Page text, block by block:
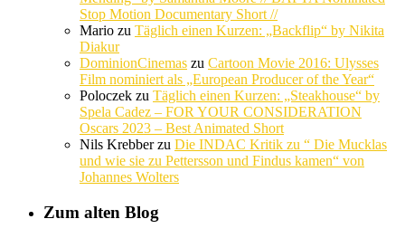
Stop Motion Documentary Short //
Mario zu Täglich einen Kurzen: „Backflip“ by Nikita
Diakur
DominionCinemas zu Cartoon Movie 2016: Ulysses
Film nominiert als „European Producer of the Year“
Poloczek zu Täglich einen Kurzen: „Steakhouse“ by
Spela Cadez – FOR YOUR CONSIDERATION
Oscars 2023 – Best Animated Short
Nils Krebberzu Die INDAC Kritik zu “ Die Mucklas
und wie sie zu Pettersson und Findus kamen“ von
Johannes Wolters
Zum alten Blog